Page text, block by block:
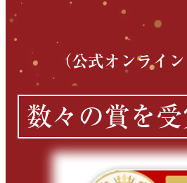
（公式オンライ
数々の賞を